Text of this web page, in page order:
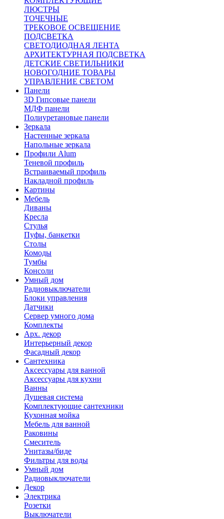
ЛЮСТРЫ
ТОЧЕЧНЫЕ
ТРЕКОВОЕ ОСВЕЩЕНИЕ
ПОДСВЕТКА
СВЕТОДИОДНАЯ ЛЕНТА
АРХИТЕКТУРНАЯ ПОДСВЕТКА
ДЕТСКИЕ СВЕТИЛЬНИКИ
НОВОГОДНИЕ ТОВАРЫ
УПРАВЛЕНИЕ СВЕТОМ
Панели
3D Гипсовые панели
МДФ панели
Полиуретановые панели
Зеркала
Настенные зеркала
Напольные зеркала
Профили Alum
Теневой профиль
Встраиваемый профиль
Накладной профиль
Картины
Мебель
Диваны
Кресла
Стулья
Пуфы, банкетки
Столы
Комоды
Тумбы
Консоли
Умный дом
Радиовыключатели
Блоки управления
Датчики
Сервер умного дома
Комплекты
Арх. декор
Интерьерный декор
Фасадный декор
Сантехника
Аксессуары для ванной
Аксессуары для кухни
Ванны
Душевая система
Комплектующие сантехники
Кухонная мойка
Мебель для ванной
Раковины
Смеситель
Унитазы/биде
Фильтры для воды
Умный дом
Радиовыключатели
Декор
Электрика
Розетки
Выключатели